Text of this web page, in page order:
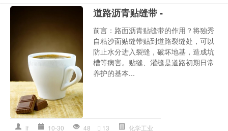
道路沥青贴缝带 -
前言：路面沥青贴缝带的作用？将独秀
自粘沙面贴缝带贴到道路裂缝处，可以
防止水分进入裂缝，破坏地基，造成坑
槽等病害。贴缝、灌缝是道路初期日常
养护的基本...
lf 10-30 48 13 化学工业